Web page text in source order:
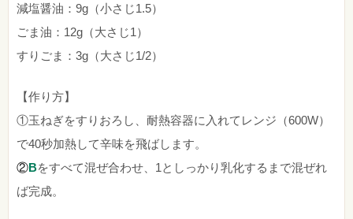
減塩醤油：9g（小さじ1.5）
ごま油：12g（大さじ1）
すりごま：3g（大さじ1/2）
【作り方】
①玉ねぎをすりおろし、耐熱容器に入れてレンジ（600W）
で40秒加熱して辛味を飛ばします。
②Bをすべて混ぜ合わせ、1としっかり乳化するまで混ぜれ
ば完成。